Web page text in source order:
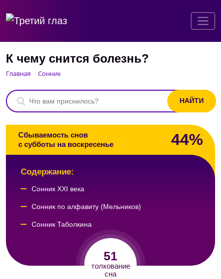
К чему снится болезнь?
Главная Сонник
Сбываемость снов
с субботы на воскресенье
44%
51
толкование
сна
Содержание:
Сонник XXI века
Сонник по алфавиту (Мельников)
Сонник Таболкина
Сонник Г. Распутина